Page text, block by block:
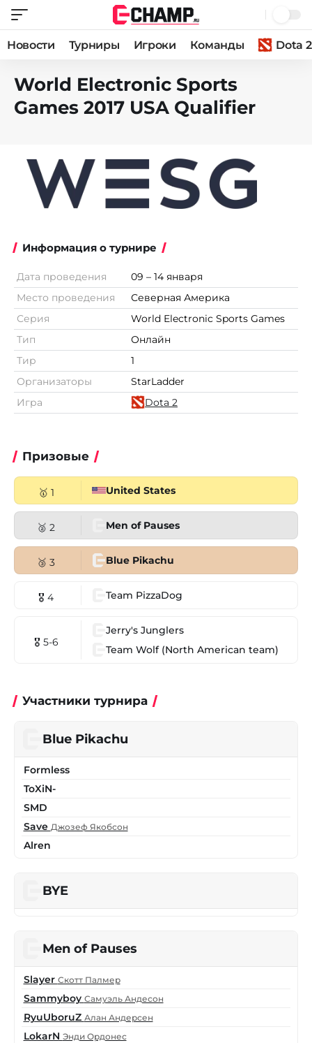
Новости Турниры Игроки Команды Dota 2
World Electronic Sports
Games 2017 USA Qualifier
Информация о турнире
Дата проведения
09 – 14 января
Место проведения
Северная Америка
Серия
World Electronic Sports Games
Тип
Онлайн
Тир
1
Организаторы
StarLadder
Игра
Dota 2
Призовые
🥇 1 United States
🥈 2 Men of Pauses
🥉 3 Blue Pikachu
🎖 4 Team PizzaDog
🎖 5-6
Jerry's Junglers
Team Wolf (North American team)
Участники турнира
Blue Pikachu
Formless
ToXiN-
SMD
Save Джозеф Якобсон
Alren
BYE
Men of Pauses
Slayer Скотт Палмер
Sammyboy Самуэль Андесон
RyuUboruZ Алан Андерсен
LokarN Энди Ордонес